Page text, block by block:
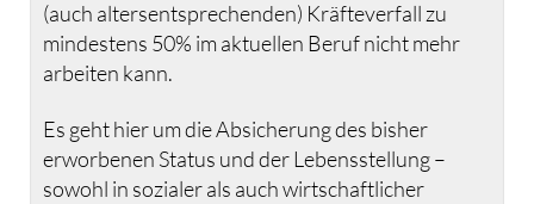
(auch altersentsprechenden) Kräfteverfall zu
mindestens 50% im aktuellen Beruf nicht mehr
arbeiten kann.
Es geht hier um die Absicherung des bisher
erworbenen Status und der Lebensstellung –
sowohl in sozialer als auch wirtschaftlicher